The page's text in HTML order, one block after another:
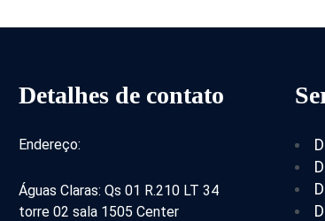
Detalhes de contato
Endereço:
Águas Claras: Qs 01 R.210 LT 34
torre 02 sala 1505 Center